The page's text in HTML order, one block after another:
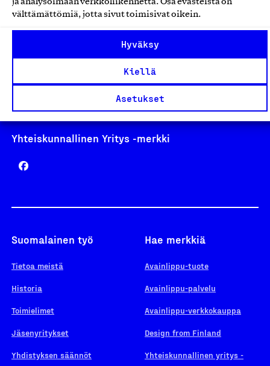
ja analysoimaan verkkoliikennettä. Osa evästeistä on
välttämättömiä, jotta sivut toimisivat oikein.
Hyväksy
Kiellä
Asetukset
Avainlippu
Yhteiskunnallinen Yritys -merkki
Suomalainen työ
Tietoa meistä
Historia
Toimielimet
Jäsenyritykset
Yhdistyksen säännöt
Hae merkkiä
Avainlippu-tuote
Avainlippu-palvelu
Avainlippu-verkkokauppa
Design from Finland
Yhteiskunnallinen yritys -